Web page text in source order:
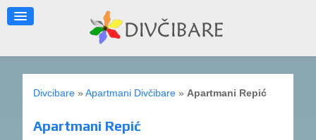
Divcibare» Apartmani Divčibare» Apartmani Repić
Apartmani Repić